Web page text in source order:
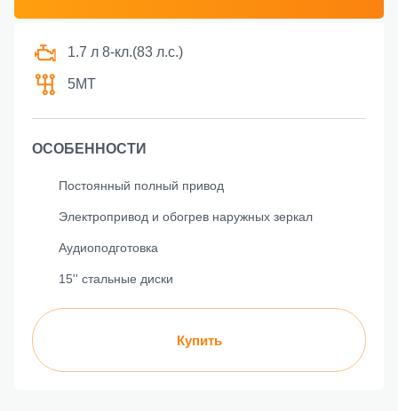
1.7 л 8-кл.(83 л.с.)
5МТ
ОСОБЕННОСТИ
Постоянный полный привод
Электропривод и обогрев наружных зеркал
Аудиоподготовка
15'' стальные диски
Купить